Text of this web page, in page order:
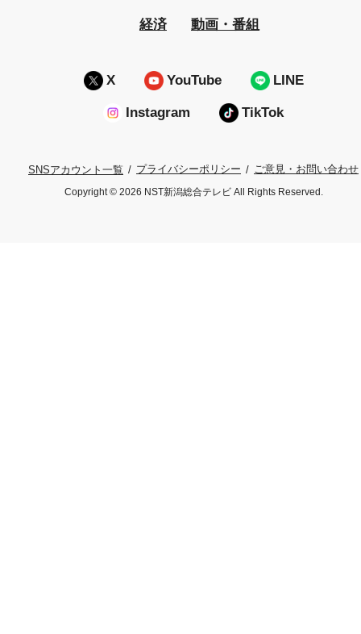
経済 動画・番組
X YouTube LINE
Instagram TikTok
SNSアカウント一覧 プライバシーポリシー ご意見・お問い合わせ
Copyright © 2026 NST新潟総合テレビ All Rights Reserved.